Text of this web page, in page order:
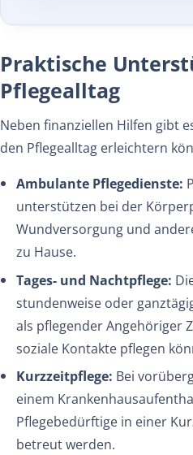
Praktische
Pflegealltag
Neben finanziellen Hilfen gibt
den Pflegealltag erleichtern
Ambulante Pflegedienste:
unterstützen bei der
Wundversorgung und
zu Hause.
Tages- und Nachtpflege:
stundenweise oder
als pflegender Angehöriger
soziale Kontakte pflegen
Kurzzeitpflege: Bei
einem
Pflegebedürftige in einer
betreut werden.